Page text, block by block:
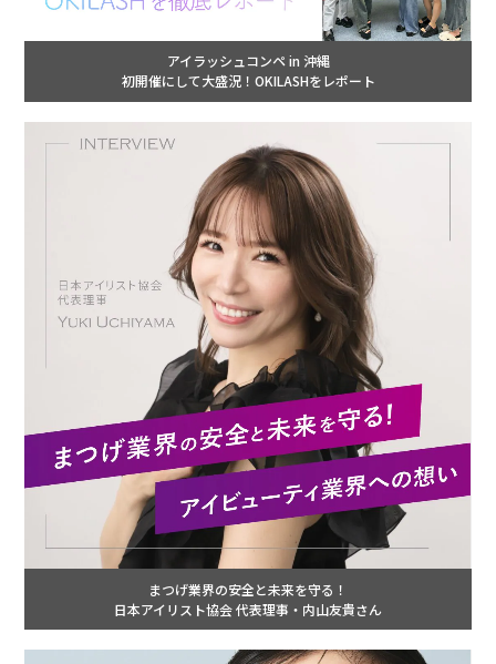
アイラッシュコンペ in 沖縄
初開催にして大盛況！OKILASHをレポート
まつげ業界の安全と未来を守る！
日本アイリスト協会 代表理事・内山友貴さん